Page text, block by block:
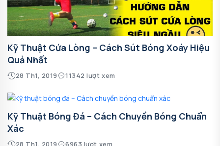
Kỹ Thuật Cứa Lòng – Cách Sút Bóng Xoáy Hiệu
Quả Nhất
28 Th1, 2019 11342 lượt xem
Kỹ Thuật Bóng Đá – Cách Chuyền Bóng Chuẩn
Xác
28 Th1, 2019 6963 lượt xem